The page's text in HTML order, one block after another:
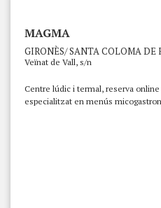
MAGMA
GIRONÈS/ SANTA COLOMA DE
Veïnat de Vall, s/n
Centre lúdic i termal, reserva
especialitzat en menús